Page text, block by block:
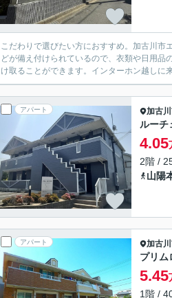
こだわりで選びたい方におすすめ。加古川市
どが備え付けられているので、衣類や日用品
け取ることができます。インターホン越しに
アパート 加古
ルーチ
4.05
2階 /
山陽
アパート 加古
プリム
5.45
1階 /